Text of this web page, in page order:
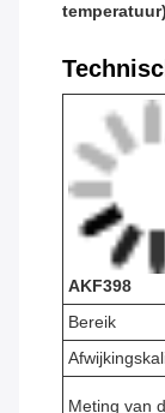
temperatuur)
AKF398
Bereik
Meting van